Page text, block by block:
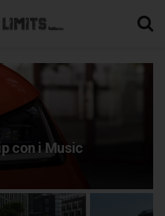
con i Music